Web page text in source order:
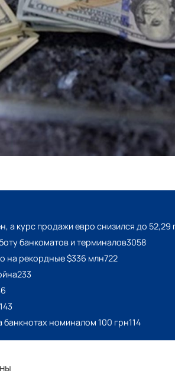
а курс продажи евро снизился до 52,29
банкоматов и терминалов3058
на рекордные $336 млн722
номиналом 100 грн114